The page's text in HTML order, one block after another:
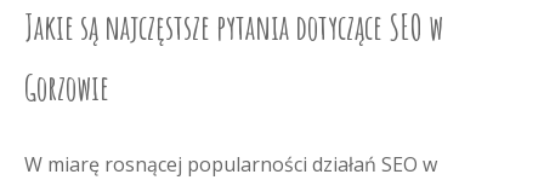
Jakie są najczęstsze pytania dotyczące SEO w
Gorzowie
W miarę rosnącej popularności działań SEO w